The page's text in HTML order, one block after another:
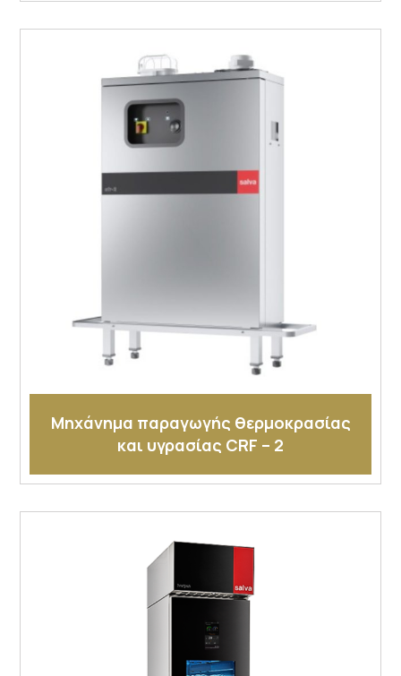
Μηχάνημα παραγωγής θερμοκρασίας
και υγρασίας CRF – 2